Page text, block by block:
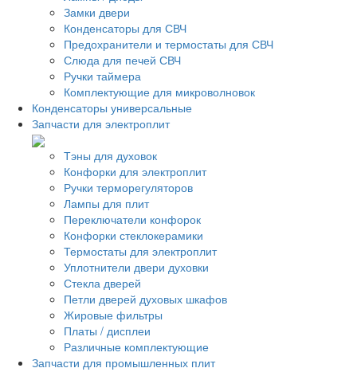
Замки двери
Конденсаторы для СВЧ
Предохранители и термостаты для СВЧ
Слюда для печей СВЧ
Ручки таймера
Комплектующие для микроволновок
Конденсаторы универсальные
Запчасти для электроплит
Тэны для духовок
Конфорки для электроплит
Ручки терморегуляторов
Лампы для плит
Переключатели конфорок
Конфорки стеклокерамики
Термостаты для электроплит
Уплотнители двери духовки
Стекла дверей
Петли дверей духовых шкафов
Жировые фильтры
Платы / дисплеи
Различные комплектующие
Запчасти для промышленных плит